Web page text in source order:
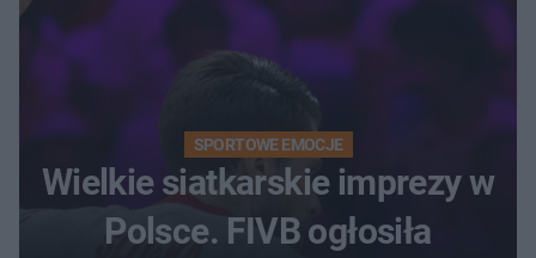
SPORTOWE EMOCJE
Wielkie siatkarskie imprezy w
Polsce. FIVB ogłosiła